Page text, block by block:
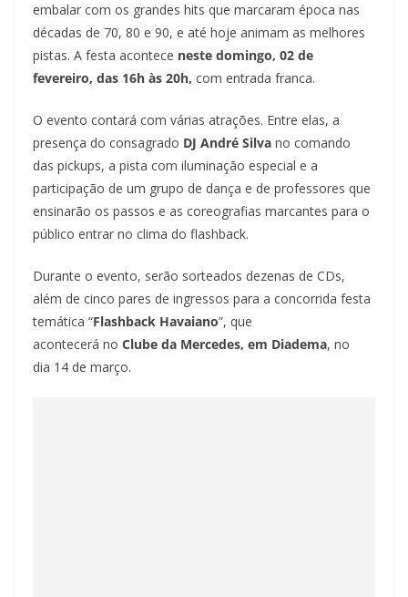
embalar com os grandes hits que marcaram época nas
décadas de 70, 80 e 90, e até hoje animam as melhores
pistas. A festa acontece neste domingo, 02 de
fevereiro, das 16h às 20h, com entrada franca.
O evento contará com várias atrações. Entre elas, a
presença do consagrado DJ André Silva no comando
das pickups, a pista com iluminação especial e a
participação de um grupo de dança e de professores que
ensinarão os passos e as coreografias marcantes para o
público entrar no clima do flashback.
Durante o evento, serão sorteados dezenas de CDs,
além de cinco pares de ingressos para a concorrida festa
temática “Flashback Havaiano”, que
acontecerá no Clube da Mercedes, em Diadema, no
dia 14 de março.